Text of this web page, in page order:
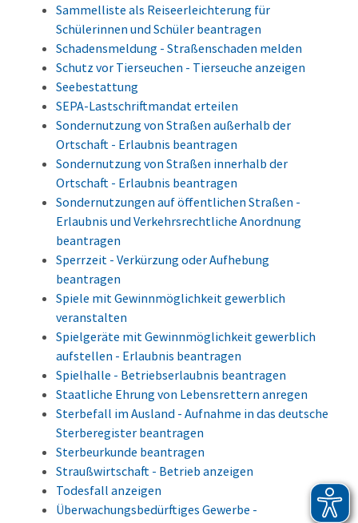
Sammelliste als Reiseerleichterung für
Schülerinnen und Schüler beantragen
Schadensmeldung - Straßenschaden melden
Schutz vor Tierseuchen - Tierseuche anzeigen
Seebestattung
SEPA-Lastschriftmandat erteilen
Sondernutzung von Straßen außerhalb der
Ortschaft - Erlaubnis beantragen
Sondernutzung von Straßen innerhalb der
Ortschaft - Erlaubnis beantragen
Sondernutzungen auf öffentlichen Straßen -
Erlaubnis und Verkehrsrechtliche Anordnung
beantragen
Sperrzeit - Verkürzung oder Aufhebung
beantragen
Spiele mit Gewinnmöglichkeit gewerblich
veranstalten
Spielgeräte mit Gewinnmöglichkeit gewerblich
aufstellen - Erlaubnis beantragen
Spielhalle - Betriebserlaubnis beantragen
Staatliche Ehrung von Lebensrettern anregen
Sterbefall im Ausland - Aufnahme in das deutsche
Sterberegister beantragen
Sterbeurkunde beantragen
Straußwirtschaft - Betrieb anzeigen
Todesfall anzeigen
Überwachungsbedürftiges Gewerbe -